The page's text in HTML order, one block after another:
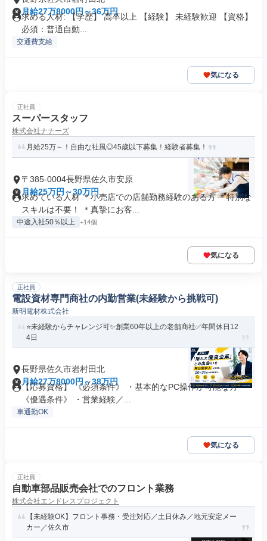
月給27万8000円～36万円
求める人材: 【学歴】 高卒以上 【経験】 未経験歓迎 【資格】
必須：普通自動...
交通費支給
気になる
正社員
スーパースタッフ
株式会社ナナーズ
月給25万～！自由な社風◎45歳以下募集！経験者募集！
〒385-0004長野県佐久市安原
月給25万円～30万円
求めている人材 ＊小売店での店舗勤務経験のある方 ＊特別な
スキルは不要！ ＊真摯にお客...
中途入社50％以上 +14個
気になる
正社員
電設資材専門商社の内勤営業(未経験から挑戦可)
新明電材株式会社
⭐未経験からチャレンジ可✨創業60年以上の老舗商社✅年間休日12
4日
長野県佐久市岩村田北
月給27万8000円～38万円
【応募資格】 《必須条件》 ・基本的なPC操作が可能な方
《優遇条件》 ・営業経験／...
車通勤OK
気になる
正社員
自動車部品販売会社でのフロント業務
株式会社エンドレスプロジェクト
【未経験OK】フロント事務・受注対応／土日休み／地元安定メー
カー／佐久市